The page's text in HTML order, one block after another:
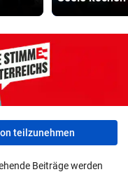
teilzunehmen
Beiträge werden